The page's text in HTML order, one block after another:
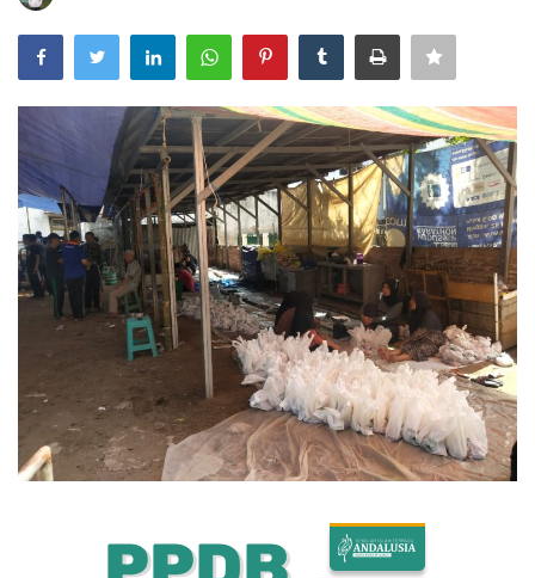
Pendidikan
Bisnis
Internasional
Al-Qur'an Online
Lifestyle
Olahraga
Catatan Tarbiyah
Kesehatan